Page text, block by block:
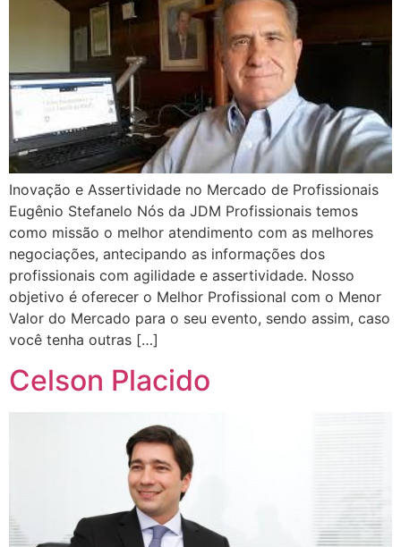
Inovação e Assertividade no Mercado de Profissionais
Eugênio Stefanelo Nós da JDM Profissionais temos
como missão o melhor atendimento com as melhores
negociações, antecipando as informações dos
profissionais com agilidade e assertividade. Nosso
objetivo é oferecer o Melhor Profissional com o Menor
Valor do Mercado para o seu evento, sendo assim, caso
você tenha outras […]
Celson Placido